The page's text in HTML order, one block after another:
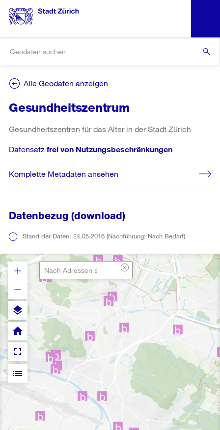
Alle Geodaten anzeigen
Gesundheitszentrum
Gesundheitszentren für das Alter in der Stadt Zürich
Datensatz frei von Nutzungsbeschränkungen
Komplette Metadaten ansehen
Datenbezug (download)
Stand der Daten: 24.05.2016 (Nachführung: Nach Bedarf)
layers
fullscreen
home
list